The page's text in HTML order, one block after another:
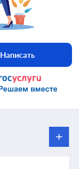
Написать